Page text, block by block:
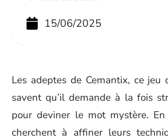
15/06/2025
Les adeptes de Cemantix, ce jeu
savent qu’il demande à la fois
pour deviner le mot mystère.
cherchent à affiner leurs